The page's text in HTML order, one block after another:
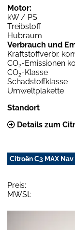
Motor:
kW / PS
Treibstoff
Hubraum
Verbrauch und
Kraftstoffverbr.
CO2-Emissionen
CO2-Klasse
Schadstoffklasse
Umweltplakette
Standort
Details zum
Citroën C3 MAX
Preis:
MWSt: